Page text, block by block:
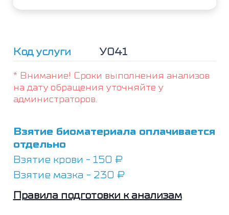
Код услуги У041
* Внимание! Сроки выполнения анализов
на дату обращения уточняйте у
администраторов.
Взятие биоматериала оплачивается
отдельно
Взятие крови - 150 ₽
Взятие мазка - 230 ₽
Правила подготовки к анализам
30-
км)